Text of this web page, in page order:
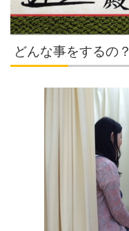
どんな事をするの？